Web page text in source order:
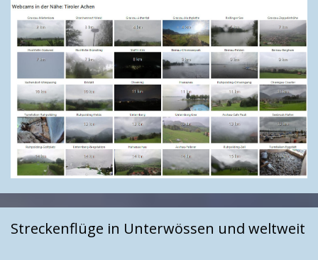
Streckenflüge in Unterwössen und weltweit